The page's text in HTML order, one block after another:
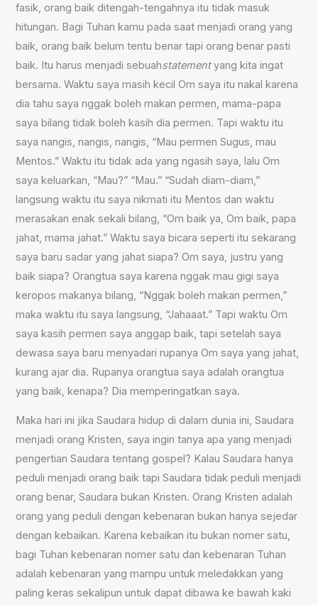
fasik, orang baik ditengah-tengahnya itu tidak masuk
hitungan. Bagi Tuhan kamu pada saat menjadi orang yang
baik, orang baik belum tentu benar tapi orang benar pasti
baik. Itu harus menjadi sebuahstatementyang kita ingat
bersama. Waktu saya masih kecil Om saya itu nakal karena
dia tahu saya nggak boleh makan permen, mama-papa
saya bilang tidak boleh kasih dia permen. Tapi waktu itu
saya nangis, nangis, nangis, “Mau permen Sugus, mau
Mentos.” Waktu itu tidak ada yang ngasih saya, lalu Om
saya keluarkan, “Mau?” “Mau.” “Sudah diam-diam,”
langsung waktu itu saya nikmati itu Mentos dan waktu
merasakan enak sekali bilang, “Om baik ya, Om baik, papa
jahat, mama jahat.” Waktu saya bicara seperti itu sekarang
saya baru sadar yang jahat siapa? Om saya, justru yang
baik siapa? Orangtua saya karena nggak mau gigi saya
keropos makanya bilang, “Nggak boleh makan permen,”
maka waktu itu saya langsung, “Jahaaat.” Tapi waktu Om
saya kasih permen saya anggap baik, tapi setelah saya
dewasa saya baru menyadari rupanya Om saya yang jahat,
kurang ajar dia. Rupanya orangtua saya adalah orangtua
yang baik, kenapa? Dia memperingatkan saya.
Maka hari ini jika Saudara hidup di dalam dunia ini, Saudara
menjadi orang Kristen, saya ingin tanya apa yang menjadi
pengertian Saudara tentang gospel? Kalau Saudara hanya
peduli menjadi orang baik tapi Saudara tidak peduli menjadi
orang benar, Saudara bukan Kristen. Orang Kristen adalah
orang yang peduli dengan kebenaran bukan hanya sejedar
dengan kebaikan. Karena kebaikan itu bukan nomer satu,
bagi Tuhan kebenaran nomer satu dan kebenaran Tuhan
adalah kebenaran yang mampu untuk meledakkan yang
paling keras sekalipun untuk dapat dibawa ke bawah kaki